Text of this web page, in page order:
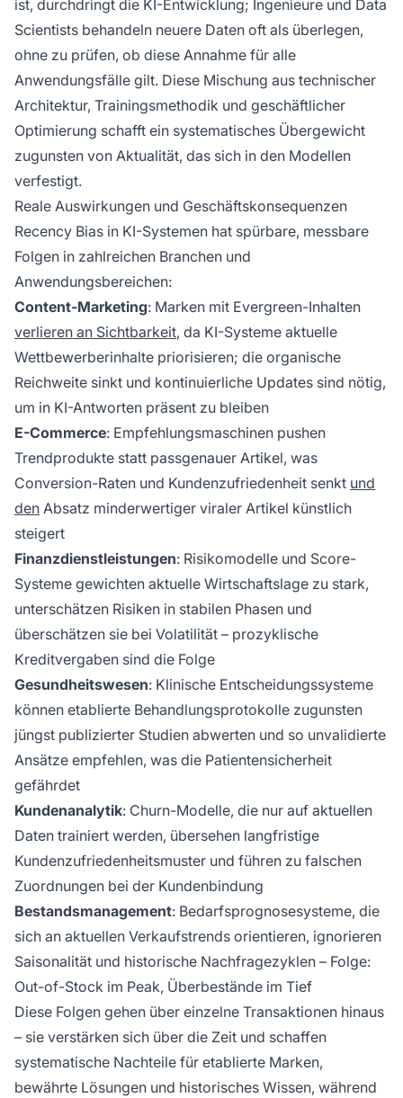
ist, durchdringt die KI-Entwicklung; Ingenieure und Data
Scientists behandeln neuere Daten oft als überlegen,
ohne zu prüfen, ob diese Annahme für alle
Anwendungsfälle gilt. Diese Mischung aus technischer
Architektur, Trainingsmethodik und geschäftlicher
Optimierung schafft ein systematisches Übergewicht
zugunsten von Aktualität, das sich in den Modellen
verfestigt.
Reale Auswirkungen und Geschäftskonsequenzen
Recency Bias in KI-Systemen hat spürbare, messbare
Folgen in zahlreichen Branchen und
Anwendungsbereichen:
Content-Marketing: Marken mit Evergreen-Inhalten
verlieren an Sichtbarkeit, da KI-Systeme aktuelle
Wettbewerberinhalte priorisieren; die organische
Reichweite sinkt und kontinuierliche Updates sind nötig,
um in KI-Antworten präsent zu bleiben
E-Commerce: Empfehlungsmaschinen pushen
Trendprodukte statt passgenauer Artikel, was
Conversion-Raten und Kundenzufriedenheit senkt und
den Absatz minderwertiger viraler Artikel künstlich
steigert
Finanzdienstleistungen: Risikomodelle und Score-
Systeme gewichten aktuelle Wirtschaftslage zu stark,
unterschätzen Risiken in stabilen Phasen und
überschätzen sie bei Volatilität – prozyklische
Kreditvergaben sind die Folge
Gesundheitswesen: Klinische Entscheidungssysteme
können etablierte Behandlungsprotokolle zugunsten
jüngst publizierter Studien abwerten und so unvalidierte
Ansätze empfehlen, was die Patientensicherheit
gefährdet
Kundenanalytik: Churn-Modelle, die nur auf aktuellen
Daten trainiert werden, übersehen langfristige
Kundenzufriedenheitsmuster und führen zu falschen
Zuordnungen bei der Kundenbindung
Bestandsmanagement: Bedarfsprognosesysteme, die
sich an aktuellen Verkaufstrends orientieren, ignorieren
Saisonalität und historische Nachfragezyklen – Folge:
Out-of-Stock im Peak, Überbestände im Tief
Diese Folgen gehen über einzelne Transaktionen hinaus
– sie verstärken sich über die Zeit und schaffen
systematische Nachteile für etablierte Marken,
bewährte Lösungen und historisches Wissen, während